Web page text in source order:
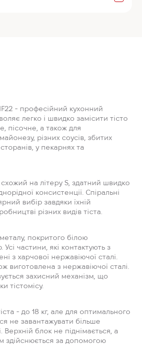
- професійний кухонний
легко і швидко замісити тісто
пісочне, а також для
різних соусів, збитих
у пекарнях та
на літеру S, здатний швидко
консистенції. Спіральні
вибір завдяки їхній
різних видів тіста.
покритого білою
частини, які контактують з
з харчової нержавіючої сталі.
виготовлена з нержавіючої сталі.
захисний механізм, що
тістомісу.
- до 18 кг, але для оптимального
не завантажувати більше
Верхній блок не піднімається, а
здійснюється за допомогою